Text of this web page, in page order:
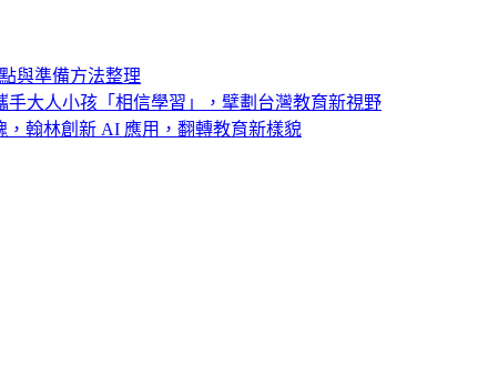
與準備方法整理
手大人小孩「相信學習」，擘劃台灣教育新視野
，翰林創新 AI 應用，翻轉教育新樣貌